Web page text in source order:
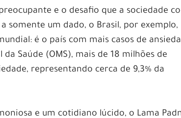
e o desafio que a sociedade
somente um dado, o Brasil, por exemplo,
é o país com mais casos de
Saúde (OMS), mais de 18 milhões de
representando cerca de 9,3% da
e um cotidiano lúcido, o Lama